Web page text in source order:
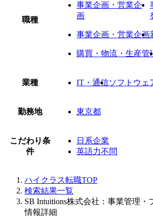
職種
事業企画・営業企
画
事業企画・営業企画
購買・物流・生産管
業種 IT・通信ソフトウェ
勤務地 東京都
こだわり条
件
日系企業
英語力不問
ハイクラス転職TOP
検索結果一覧
SB Intuitions株式会社：事業管理・
情報詳細